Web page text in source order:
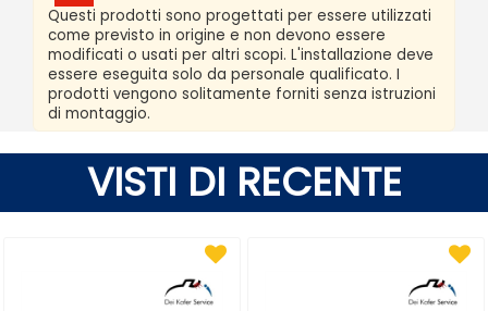
Questi prodotti sono progettati per essere utilizzati
come previsto in origine e non devono essere
modificati o usati per altri scopi. L'installazione deve
essere eseguita solo da personale qualificato. I
prodotti vengono solitamente forniti senza istruzioni
di montaggio.
VISTI DI RECENTE